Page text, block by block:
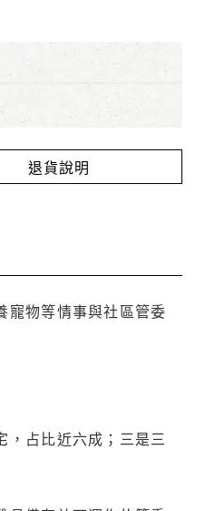
退貨說明
寵物等情事與社區管委
，占比近六成；三是三